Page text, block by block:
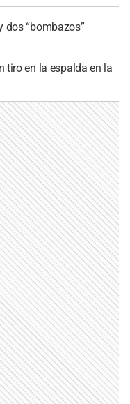
dos “bombazos”
tiro en la espalda en la